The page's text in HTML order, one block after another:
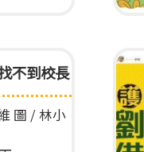
不到校長
圖 / 林小